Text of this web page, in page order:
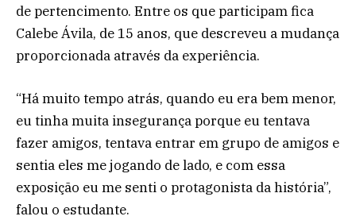
de pertencimento. Entre os que participam fica
Calebe Ávila, de 15 anos, que descreveu a mudança
proporcionada através da experiência.
“Há muito tempo atrás, quando eu era bem menor,
eu tinha muita insegurança porque eu tentava
fazer amigos, tentava entrar em grupo de amigos e
sentia eles me jogando de lado, e com essa
exposição eu me senti o protagonista da história”,
falou o estudante.